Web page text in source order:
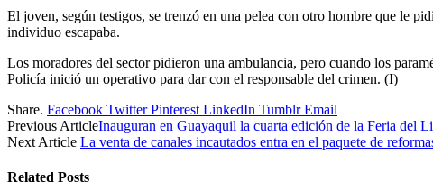
El joven, según testigos, se trenzó en una pelea con otro hombre que le
individuo escapaba.
Los moradores del sector pidieron una ambulancia, pero cuando los
Policía inició un operativo para dar con el responsable del crimen. (I)
Share. Facebook Twitter Pinterest LinkedIn Tumblr Email
Previous ArticleInauguran en Guayaquil la cuarta edición de la Feria del
Next Article La venta de canales incautados entra en el paquete de
Related Posts